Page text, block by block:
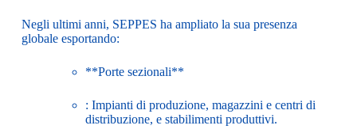
Negli ultimi anni, SEPPES ha ampliato la sua presenza
globale esportando:
**Porte sezionali**
: Impianti di produzione, magazzini e centri di
distribuzione, e stabilimenti produttivi.